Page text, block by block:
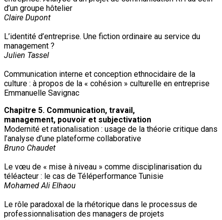
d’un groupe hôtelier
Claire Dupont
L’identité d’entreprise. Une fiction ordinaire au service du
management ?
Julien Tassel
Communication interne et conception ethnocidaire de la
culture : à propos de la « cohésion » culturelle en entreprise
Emmanuelle Savignac
Chapitre 5. Communication, travail,
management, pouvoir et subjectivation
Modernité et rationalisation : usage de la théorie critique dans
l’analyse d’une plateforme collaborative
Bruno Chaudet
Le vœu de « mise à niveau » comme disciplinarisation du
téléacteur : le cas de Téléperformance Tunisie
Mohamed Ali Elhaou
Le rôle paradoxal de la rhétorique dans le processus de
professionnalisation des managers de projets